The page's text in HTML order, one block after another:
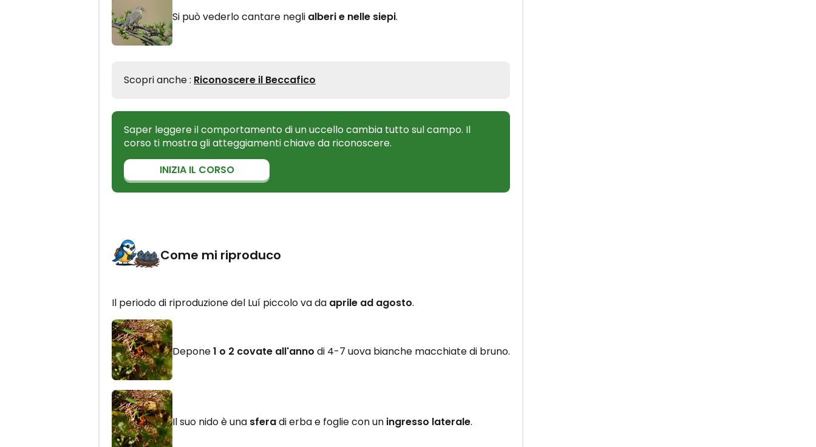
Si può vederlo cantare negli alberi e nelle siepi.
Scopri anche : Riconoscere il Beccafico
Saper leggere il comportamento di un uccello cambia tutto sul campo. Il
corso ti mostra gli atteggiamenti chiave da riconoscere.
INIZIA IL CORSO
Come mi riproduco
Il periodo di riproduzione del Luí piccolo va da aprile ad agosto.
Depone1 o 2 covate all'anno di 4-7 uova bianche macchiate di bruno.
Il suo nido è una sferadi erba e foglie con un ingresso laterale.